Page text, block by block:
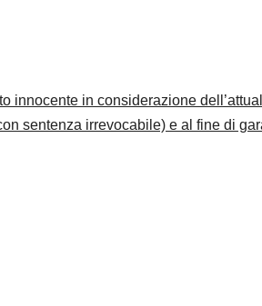
innocente in considerazione
sentenza irrevocabile) e al fine di